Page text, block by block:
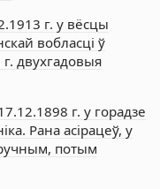
г. у вёсцы
вобласці ў
двухгадовыя
г. у горадзе
Рана асірацеў, у
потым